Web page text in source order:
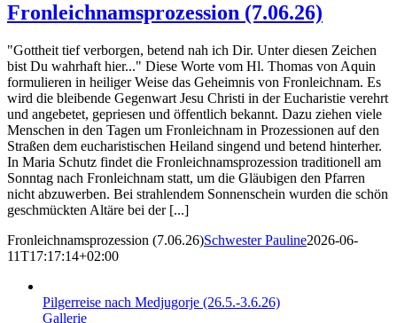
Fronleichnamsprozession (7.06.26)
"Gottheit tief verborgen, betend nah ich Dir. Unter diesen Zeichen
bist Du wahrhaft hier..." Diese Worte vom Hl. Thomas von Aquin
formulieren in heiliger Weise das Geheimnis von Fronleichnam. Es
wird die bleibende Gegenwart Jesu Christi in der Eucharistie verehrt
und angebetet, gepriesen und öffentlich bekannt. Dazu ziehen viele
Menschen in den Tagen um Fronleichnam in Prozessionen auf den
Straßen dem eucharistischen Heiland singend und betend hinterher.
In Maria Schutz findet die Fronleichnamsprozession traditionell am
Sonntag nach Fronleichnam statt, um die Gläubigen den Pfarren
nicht abzuwerben. Bei strahlendem Sonnenschein wurden die schön
geschmückten Altäre bei der [...]
Fronleichnamsprozession (7.06.26)Schwester Pauline2026-06-
11T17:17:14+02:00
Pilgerreise nach Medjugorje (26.5.-3.6.26)
Gallerie